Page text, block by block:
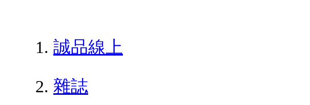
誠品線上
雜誌